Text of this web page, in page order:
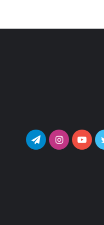
توییتر یوتیوب اینستاگرامتلگرام